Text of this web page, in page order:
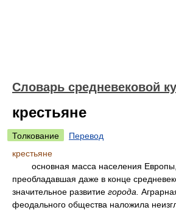
Словарь средневековой
крестьяне
Толкование
Перевод
крестьяне
основная масса населения Европы,
преобладавшая даже в конце
значительное развитие города.
феодального общества наложила